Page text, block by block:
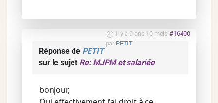
il y a 9 ans 10 mois #16400
par PETIT
Réponse de PETIT
sur le sujet Re: MJPM et salariée
bonjour,